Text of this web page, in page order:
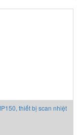
thiết bị scan nhiệt